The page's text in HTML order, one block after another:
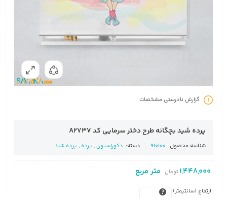
گزارش نادرستی مشخصات
پرده شید بچگانه طرح دختر سرمایی کد A2737
شناسه محصول: 910100 دسته: دکوراسیون, پرده, پرده شید
1,448,000 تومان متر مربع
ارتفاع (سانتیمتر)